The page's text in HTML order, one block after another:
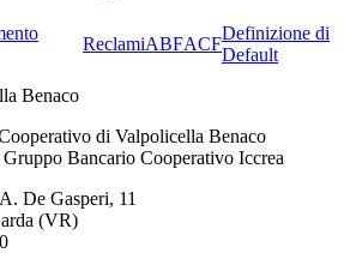
ReclamiABFACF
Definizione di
Default
di Valpolicella Benaco
Gruppo Bancario Cooperativo Iccrea
De Gasperi, 11
(VR)